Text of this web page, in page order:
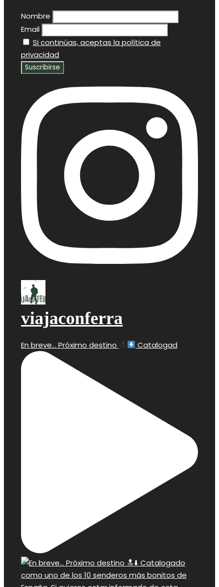
Nombre
Email
Si continúas, aceptas la política de
privacidad
viajaconferra
En breve… Próximo destino Catalogad